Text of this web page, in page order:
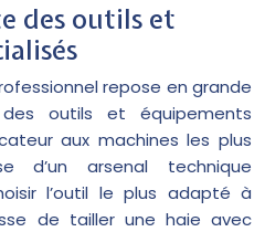
des outils et
repose en grande
outils et équipements
aux machines les plus
d’un arsenal technique
l’outil le plus adapté à
de tailler une haie avec